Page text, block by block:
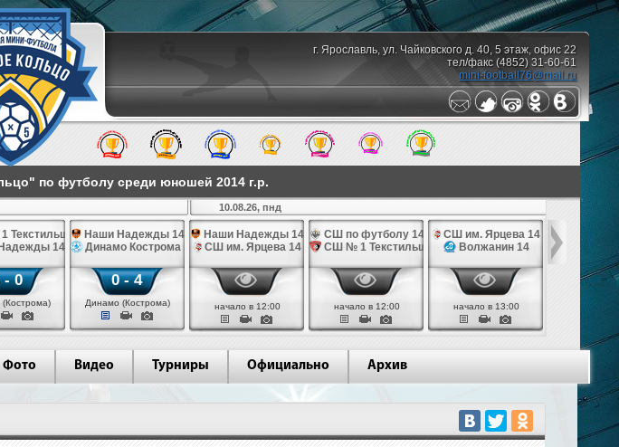
г. Ярославль, ул. Чайковского д. 40, 5 этаж, офис 22
тел/факс (4852) 31-60-61
mini-football76@mail.ru
по футболу среди юношей 2014 г.р.
Текстильщик 14
14
- 0
Наши Надежды 14
Динамо Кострома 14
0 - 4
Динамо (Кострома)
10.08.26, пнд
Наши Надежды 14
СШ им. Ярцева 14
начало в 12:00
СШ по футболу 14
СШ № 1 Текстильщик 14
начало в 12:00
СШ им. Ярцева 14
Волжанин 14
начало в 13:00
Фото Видео Турниры Официально Архив